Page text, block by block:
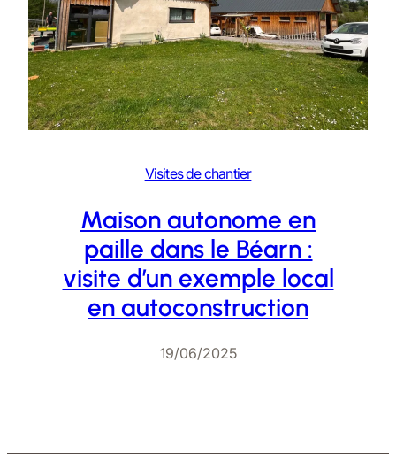
Visites de chantier
Maison autonome en
paille dans le Béarn :
visite d’un exemple local
en autoconstruction
19/06/2025